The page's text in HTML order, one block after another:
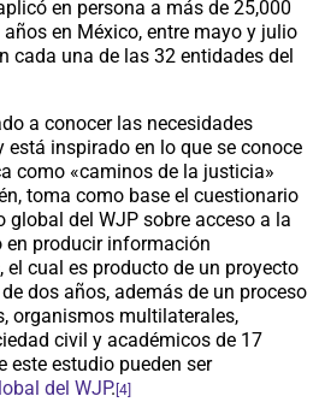
en persona a más de 25,000
en México, entre mayo y julio
cada una de las 32 entidades del
a conocer las necesidades
está inspirado en lo que se conoce
como «caminos de la justicia»
toma como base el cuestionario
global del WJP sobre acceso a la
en producir información
el cual es producto de un proyecto
dos años, además de un proceso
organismos multilaterales,
civil y académicos de 17
este estudio pueden ser
del WJP. [4]